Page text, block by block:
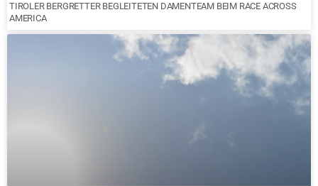
TIROLER BERGRETTER BEGLEITETEN DAMENTEAM BEIM RACE ACROSS
AMERICA